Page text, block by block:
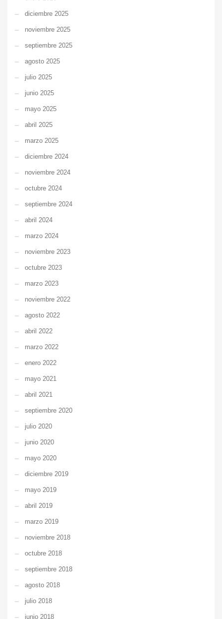
diciembre 2025
noviembre 2025
septiembre 2025
agosto 2025
julio 2025
junio 2025
mayo 2025
abril 2025
marzo 2025
diciembre 2024
noviembre 2024
octubre 2024
septiembre 2024
abril 2024
marzo 2024
noviembre 2023
octubre 2023
marzo 2023
noviembre 2022
agosto 2022
abril 2022
marzo 2022
enero 2022
mayo 2021
abril 2021
septiembre 2020
julio 2020
junio 2020
mayo 2020
diciembre 2019
mayo 2019
abril 2019
marzo 2019
noviembre 2018
octubre 2018
septiembre 2018
agosto 2018
julio 2018
junio 2018